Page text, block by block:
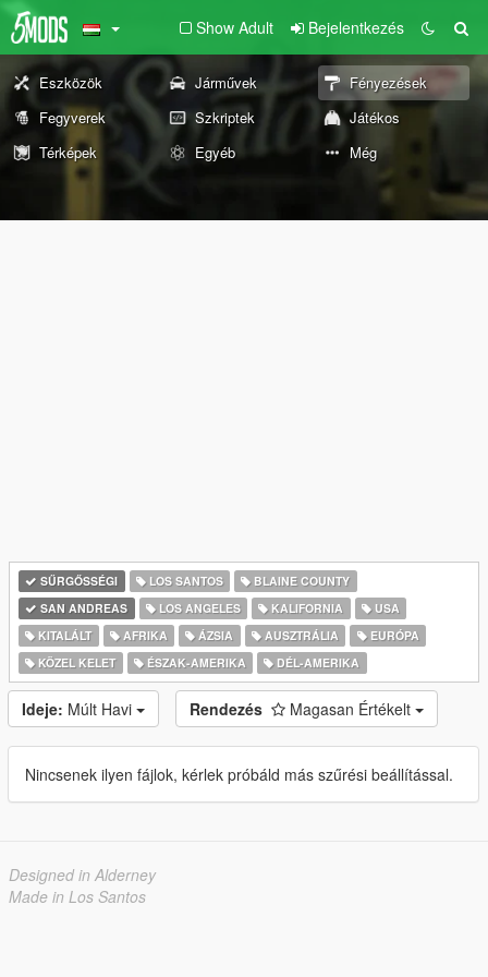
Show Adult Bejelentkezés
Eszközök Járművek
Fényezések
Fegyverek
Szkriptek
Játékos
Térképek
Egyéb Még
SŰRGŐSSÉGI LOS SANTOS
BLAINE COUNTY
SAN ANDREAS
LOS ANGELES KALIFORNIA
USA
KITALÁLT
AFRIKA ÁZSIA AUSZTRÁLIA
EURÓPA
KÖZEL KELET
ÉSZAK-AMERIKA DÉL-AMERIKA
Ideje: Múlt Havi Rendezés Magasan Értékelt
Nincsenek ilyen fájlok, kérlek próbáld más szűrési beállítással.
Designed in Alderney
Made in Los Santos